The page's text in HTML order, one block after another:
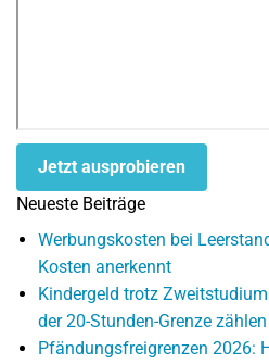
Jetzt ausprobieren
Neueste Beiträge
Werbungskosten bei
Kosten anerkennt
Kindergeld trotz
der 20-Stunden-Grenze zählen
Pfändungsfreigrenzen 2026: